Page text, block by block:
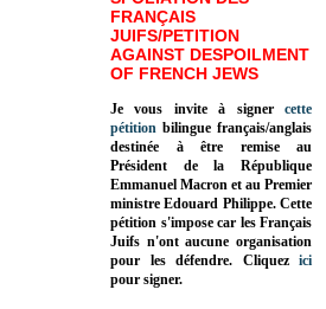
FRANÇAIS
JUIFS/PETITION
AGAINST DESPOILMENT
OF FRENCH JEWS
Je vous invite à signer cette
pétition bilingue français/anglais
destinée à être remise au
Président de la République
Emmanuel Macron et au Premier
ministre Edouard Philippe. Cette
pétition s'impose car les Français
Juifs n'ont aucune organisation
pour les défendre. Cliquez
ici
pour signer.